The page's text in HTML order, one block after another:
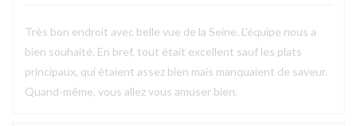
Très bon endroit avec belle vue de la Seine. L'équipe nous a
bien souhaité. En bref, tout était excellent sauf les plats
principaux, qui étaient assez bien mais manquaient de saveur.
Quand-même, vous allez vous amuser bien.